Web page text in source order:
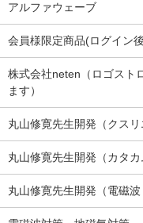
アルファウェーブ
会員様限定商品(ログイン
株式会社neten（ロゴスト
ます）
丸山修寛先生開発（クス
丸山修寛先生開発（カタ
丸山修寛先生開発（電磁